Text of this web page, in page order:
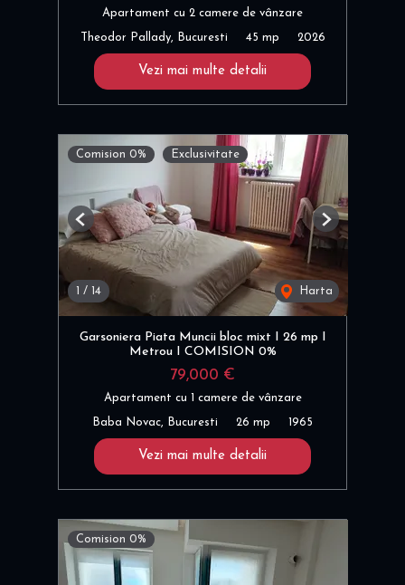
Apartament cu 2 camere de vânzare
Theodor Pallady, Bucuresti 45 mp 2026
Vezi mai multe detalii
Comision 0% Exclusivitate
/ 14 Harta
Previous Next
Garsoniera Piata Muncii bloc mixt I 26 mp I
Metrou I COMISION 0%
79,000 €
Apartament cu 1 camere de vânzare
Baba Novac, Bucuresti 26 mp 1965
Vezi mai multe detalii
Comision 0%